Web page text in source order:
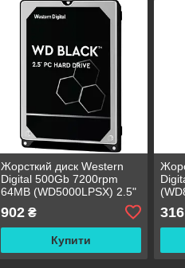
Жорсткий диск Western
Digital 500Gb 7200rpm
64MB (WD5000LPSX) 2.5"
902₴
Купити
316